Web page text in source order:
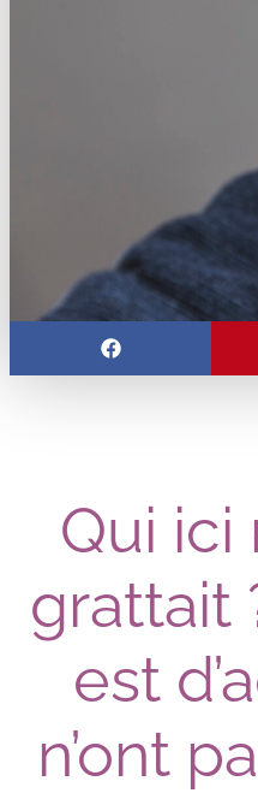
Qui ici
grattait
est
n’ont